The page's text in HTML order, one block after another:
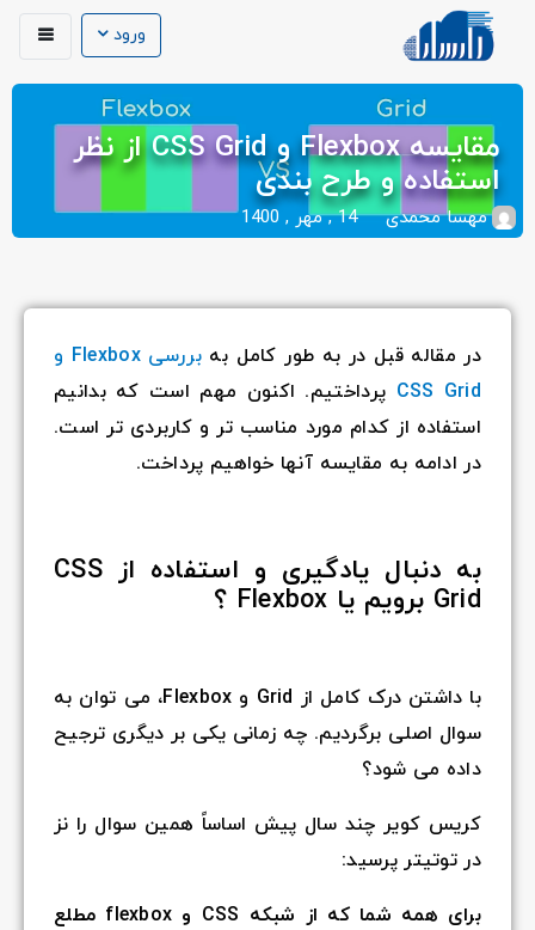
ورود
مقایسه Flexbox و CSS Grid از نظر
استفاده و طرح بندی
مهسا محمدی 14 , مهر , 1400
در مقاله قبل در به طور کامل به
بررسی Flexbox و
CSS Gridپرداختیم. اکنون مهم است که بدانیم
استفاده از کدام مورد مناسب تر و کاربردی تر است.
در ادامه به مقایسه آنها خواهیم پرداخت.
به دنبال یادگیری و استفاده از CSS
Grid برویم یا Flexbox ؟
با داشتن درک کامل از Grid و Flexbox، می توان به
سوال اصلی برگردیم. چه زمانی یکی بر دیگری ترجیح
داده می شود؟
کریس کویر چند سال پیش اساساً همین سوال را نز
در توتیتر پرسید:
برای همه شما که از شبکه CSS و flexbox مطلع